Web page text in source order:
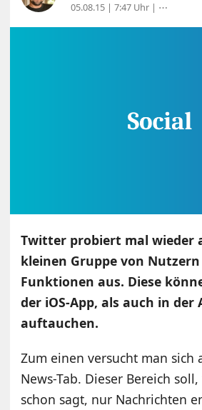
05.08.15 | 7:47 Uhr | ⋯
Twitter probiert mal wieder
kleinen Gruppe von
Funktionen aus. Diese
der iOS-App, als auch in der
auftauchen.
Zum einen versucht man sich
News-Tab. Dieser Bereich
schon sagt, nur Nachrichten